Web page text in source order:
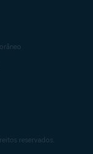
reservados.